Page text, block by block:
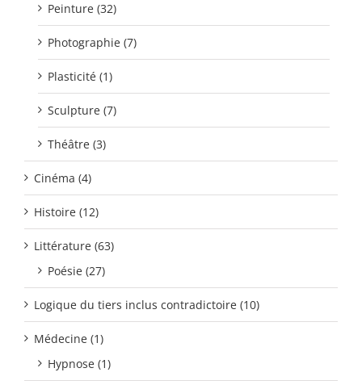
Peinture (32)
Photographie (7)
Plasticité (1)
Sculpture (7)
Théâtre (3)
Cinéma (4)
Histoire (12)
Littérature (63)
Poésie (27)
Logique du tiers inclus contradictoire (10)
Médecine (1)
Hypnose (1)